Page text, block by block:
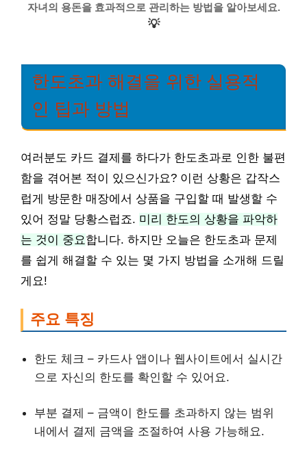
자녀의 용돈을 효과적으로 관리하는 방법을 알아보세요.
💡
한도초과 해결을 위한 실용적
인 팁과 방법
여러분도 카드 결제를 하다가 한도초과로 인한 불편
함을 겪어본 적이 있으신가요? 이런 상황은 갑작스
럽게 방문한 매장에서 상품을 구입할 때 발생할 수
있어 정말 당황스럽죠. 미리 한도의 상황을 파악하
는 것이 중요합니다. 하지만 오늘은 한도초과 문제
를 쉽게 해결할 수 있는 몇 가지 방법을 소개해 드릴
게요!
주요 특징
한도 체크 – 카드사 앱이나 웹사이트에서 실시간
으로 자신의 한도를 확인할 수 있어요.
부분 결제 – 금액이 한도를 초과하지 않는 범위
내에서 결제 금액을 조절하여 사용 가능해요.